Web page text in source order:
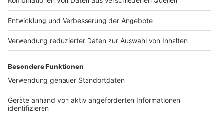
Jobs
Presse
Werben
Archiv
ANTENNE BAYERN GROUP
Stiftung ANTENNE BAYERN
Studio-Hotline
Verkehrs-Hotline